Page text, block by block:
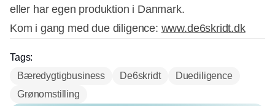
eller har egen produktion i Danmark.
Kom i gang med due diligence: www.de6skridt.dk
Tags:
Bæredygtigbusiness
De6skridt
Duediligence
Grønomstilling